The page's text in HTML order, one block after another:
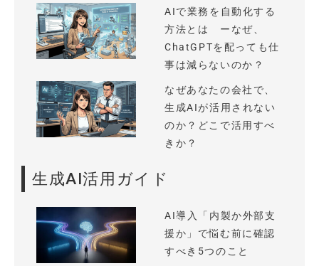
AIで業務を自動化する
方法とは ーなぜ、
ChatGPTを配っても仕
事は減らないのか？
なぜあなたの会社で、
生成AIが活用されない
のか？どこで活用すべ
きか？
生成AI活用ガイド
AI導入「内製か外部支
援か」で悩む前に確認
すべき5つのこと